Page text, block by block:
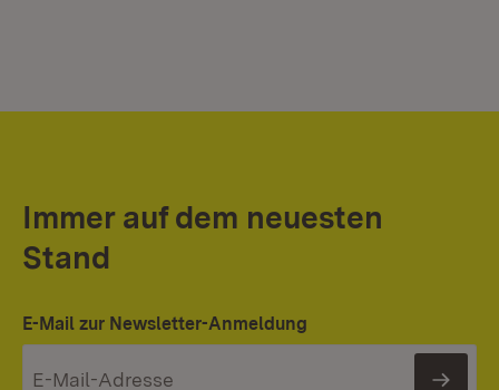
Immer auf dem neuesten
Stand
E-Mail zur Newsletter-Anmeldung